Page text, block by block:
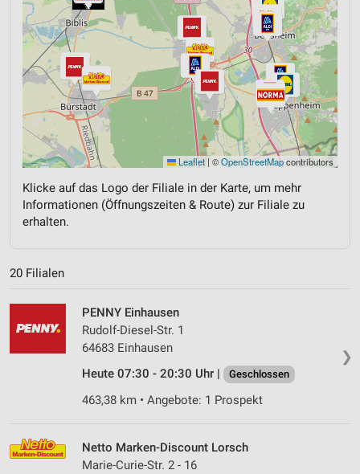
Leaflet | ©OpenStreetMapcontributors
Klicke auf das Logo der Filiale in der Karte, um mehr
Informationen (Öffnungszeiten & Route) zur Filiale zu
erhalten.
20 Filialen
❯
PENNY Einhausen
Rudolf-Diesel-Str. 1
64683 Einhausen
Heute 07:30 - 20:30 Uhr |
Geschlossen
463,38 km • Angebote: 1 Prospekt
Netto Marken-Discount Lorsch
Marie-Curie-Str. 2 - 16